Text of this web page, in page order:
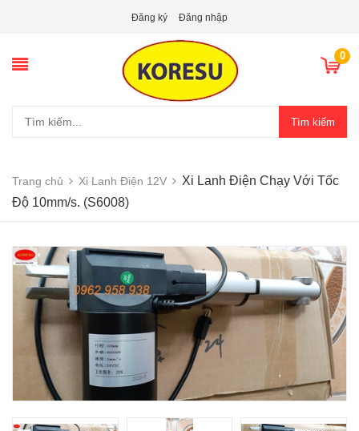
Đăng ký Đăng nhập
0
Tìm kiếm
Trang chủ Xi Lanh Điện 12V
Xi Lanh Điện Chạy Với Tốc
Độ 10mm/s. (S6008)